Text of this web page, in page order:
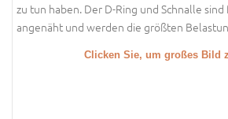
zu tun haben. Der D-Ring und Schnalle sind
angenäht und werden die größten
Clicken Sie, um großes Bild